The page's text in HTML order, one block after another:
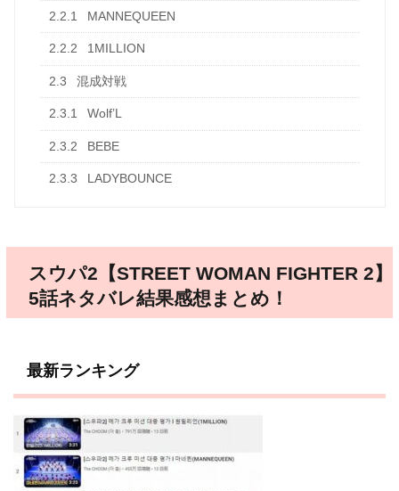
2.2.1 MANNEQUEEN
2.2.2 1MILLION
2.3 混成対戦
2.3.1 Wolf’L
2.3.2 BEBE
2.3.3 LADYBOUNCE
スウパ2【STREET WOMAN FIGHTER 2】
5話ネタバレ結果感想まとめ！
最新ランキング